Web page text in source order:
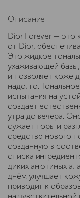
Описание
Dior Forever — это
от Dior,
Это жидкое
ухаживающей
и позволяет коже
надолго.
испытания на
создаёт
утра до вечера.
сужает поры и
средство нового
созданную в
списка
диких анютиных
днём улучшает
приводит к
на